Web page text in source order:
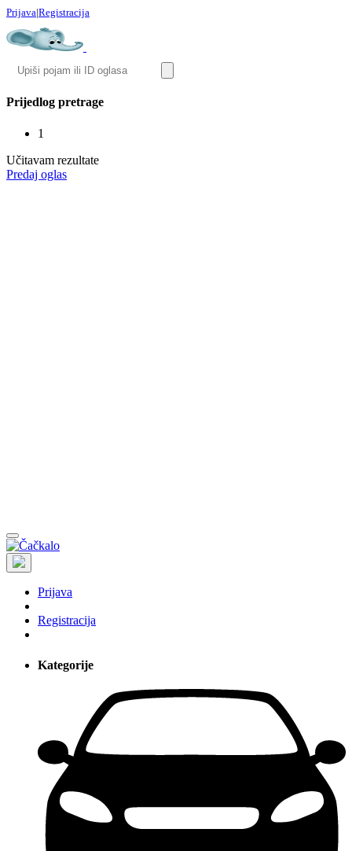
Prijava|Registracija
Prijedlog pretrage
1
Učitavam rezultate
Predaj oglas
Prijava
Registracija
Kategorije